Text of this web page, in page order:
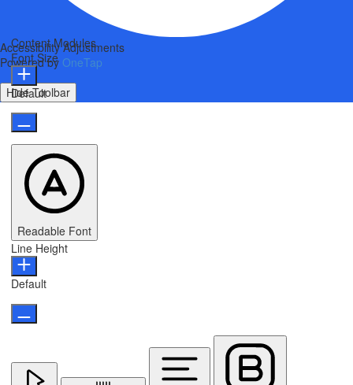
Accessibility Adjustments
Powered by OneTap
Hide Toolbar
Content Modules
Font Size
Default
Readable Font
Line Height
Default